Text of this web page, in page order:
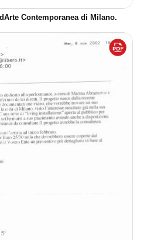
Contemporanea di Milano.